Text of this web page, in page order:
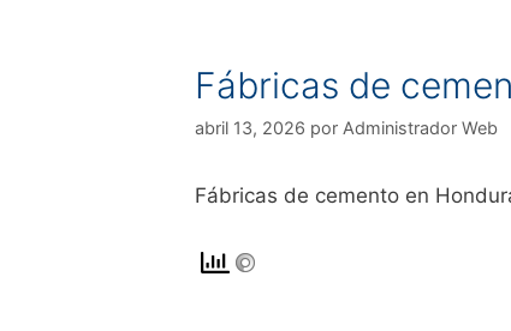
Fábricas de
abril 13, 2026 por Administrador Web
Fábricas de cemento en